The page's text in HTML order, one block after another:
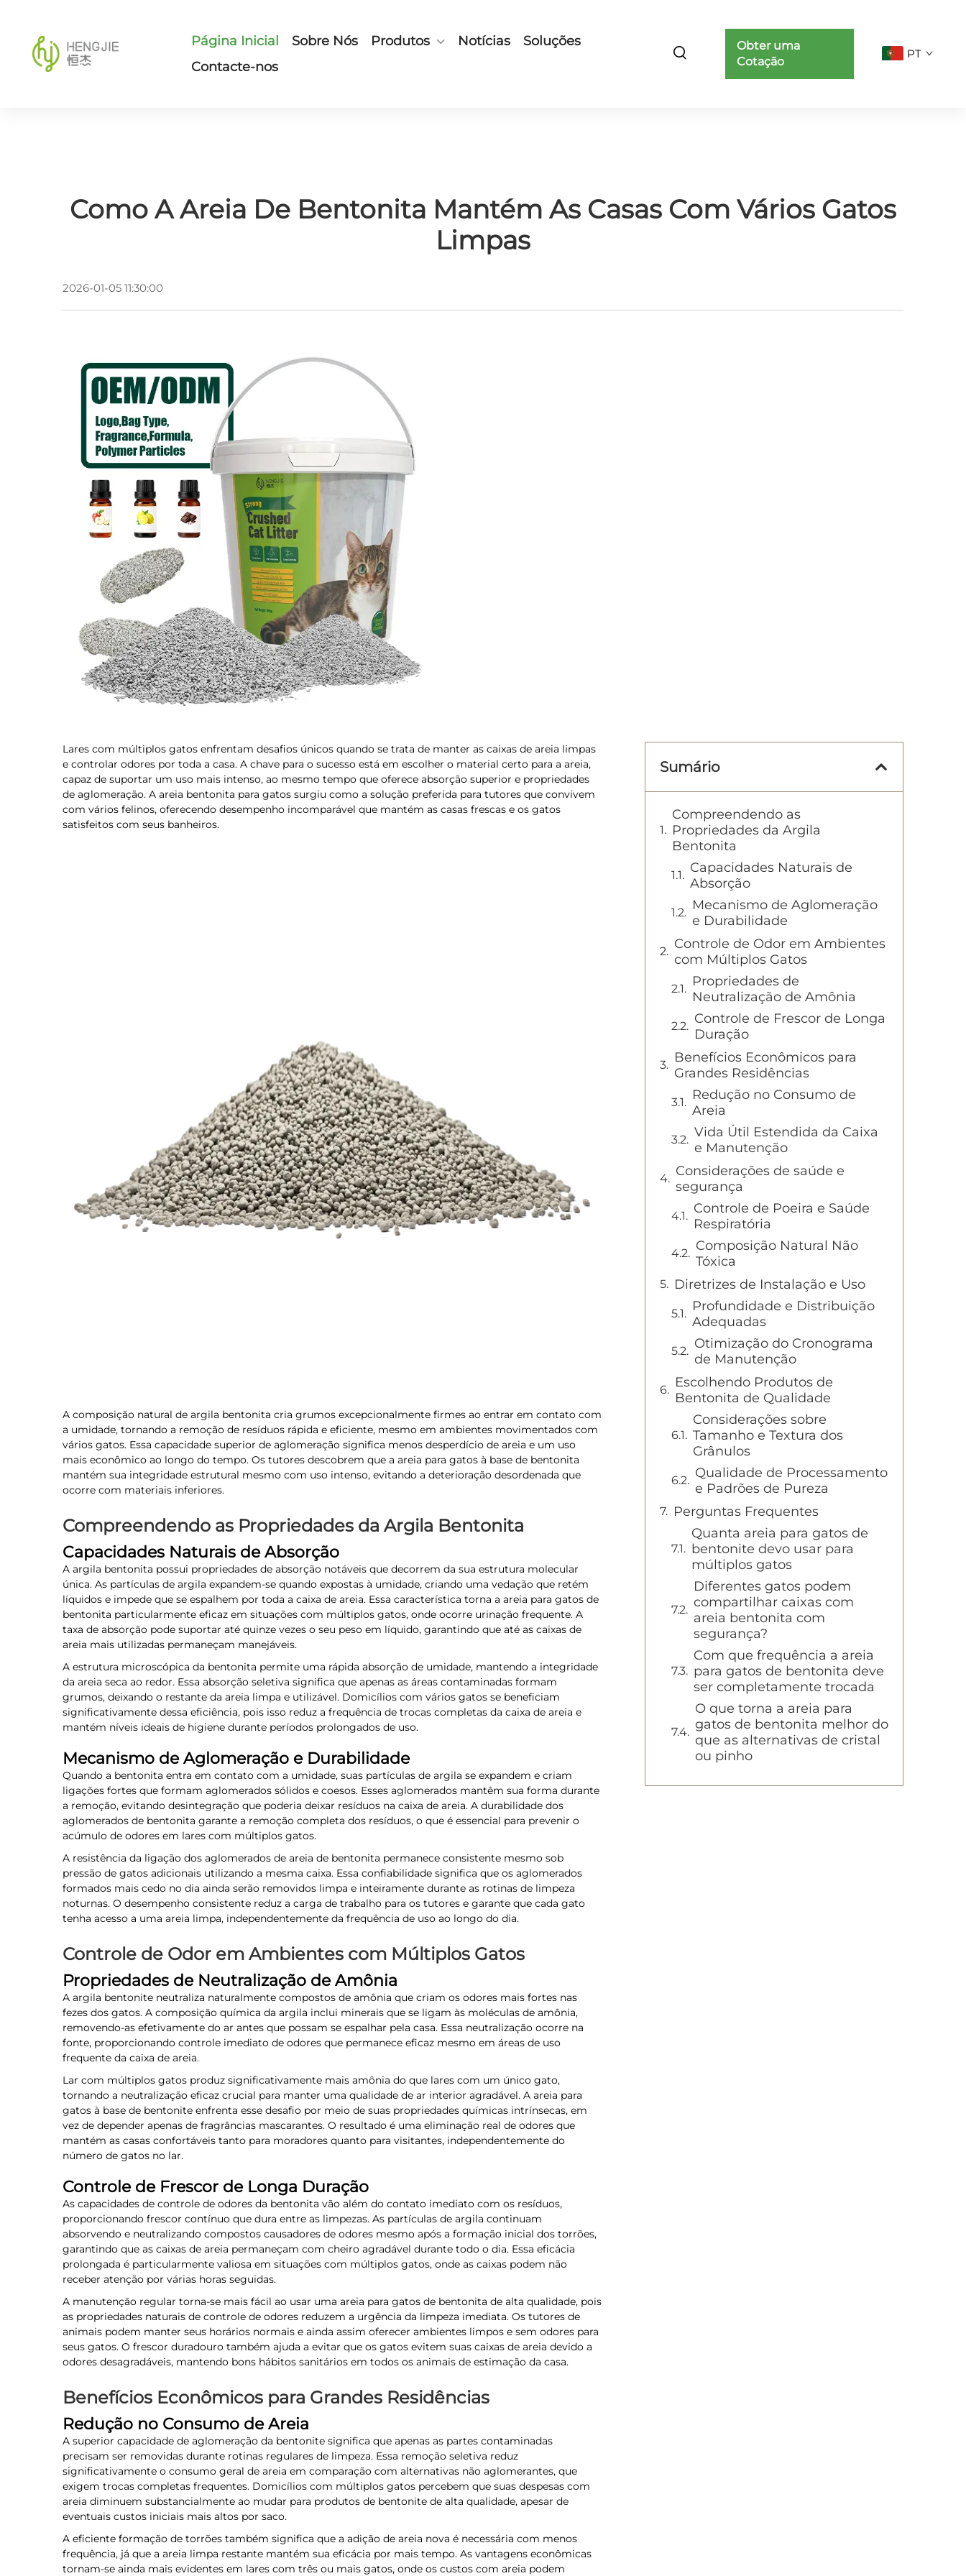
Página Inicial Sobre Nós Produtos Notícias
Soluções
Contacte-nos
Obter uma
Cotação
PT
Como A Areia De Bentonita Mantém As Casas Com Vários Gatos
Limpas
2026-01-05 11:30:00
Lares com múltiplos gatos enfrentam desafios únicos quando se trata de manter as caixas de areia limpas
e controlar odores por toda a casa. A chave para o sucesso está em escolher o material certo para a areia,
capaz de suportar um uso mais intenso, ao mesmo tempo que oferece absorção superior e propriedades
de aglomeração. A areia bentonita para gatos surgiu como a solução preferida para tutores que convivem
com vários felinos, oferecendo desempenho incomparável que mantém as casas frescas e os gatos
satisfeitos com seus banheiros.
A composição natural de argila bentonita cria grumos excepcionalmente firmes ao entrar em contato com
a umidade, tornando a remoção de resíduos rápida e eficiente, mesmo em ambientes movimentados com
vários gatos. Essa capacidade superior de aglomeração significa menos desperdício de areia e um uso
mais econômico ao longo do tempo. Os tutores descobrem que a areia para gatos à base de bentonita
mantém sua integridade estrutural mesmo com uso intenso, evitando a deterioração desordenada que
ocorre com materiais inferiores.
Compreendendo as Propriedades da Argila Bentonita
Capacidades Naturais de Absorção
A argila bentonita possui propriedades de absorção notáveis que decorrem da sua estrutura molecular
única. As partículas de argila expandem-se quando expostas à umidade, criando uma vedação que retém
líquidos e impede que se espalhem por toda a caixa de areia. Essa característica torna a areia para gatos de
bentonita particularmente eficaz em situações com múltiplos gatos, onde ocorre urinação frequente. A
taxa de absorção pode suportar até quinze vezes o seu peso em líquido, garantindo que até as caixas de
areia mais utilizadas permaneçam manejáveis.
A estrutura microscópica da bentonita permite uma rápida absorção de umidade, mantendo a integridade
da areia seca ao redor. Essa absorção seletiva significa que apenas as áreas contaminadas formam
grumos, deixando o restante da areia limpa e utilizável. Domicílios com vários gatos se beneficiam
significativamente dessa eficiência, pois isso reduz a frequência de trocas completas da caixa de areia e
mantém níveis ideais de higiene durante períodos prolongados de uso.
Mecanismo de Aglomeração e Durabilidade
Quando a bentonita entra em contato com a umidade, suas partículas de argila se expandem e criam
ligações fortes que formam aglomerados sólidos e coesos. Esses aglomerados mantêm sua forma durante
a remoção, evitando desintegração que poderia deixar resíduos na caixa de areia. A durabilidade dos
aglomerados de bentonita garante a remoção completa dos resíduos, o que é essencial para prevenir o
acúmulo de odores em lares com múltiplos gatos.
A resistência da ligação dos aglomerados de areia de bentonita permanece consistente mesmo sob
pressão de gatos adicionais utilizando a mesma caixa. Essa confiabilidade significa que os aglomerados
formados mais cedo no dia ainda serão removidos limpa e inteiramente durante as rotinas de limpeza
noturnas. O desempenho consistente reduz a carga de trabalho para os tutores e garante que cada gato
tenha acesso a uma areia limpa, independentemente da frequência de uso ao longo do dia.
Controle de Odor em Ambientes com Múltiplos Gatos
Propriedades de Neutralização de Amônia
A argila bentonite neutraliza naturalmente compostos de amônia que criam os odores mais fortes nas
fezes dos gatos. A composição química da argila inclui minerais que se ligam às moléculas de amônia,
removendo-as efetivamente do ar antes que possam se espalhar pela casa. Essa neutralização ocorre na
fonte, proporcionando controle imediato de odores que permanece eficaz mesmo em áreas de uso
frequente da caixa de areia.
Lar com múltiplos gatos produz significativamente mais amônia do que lares com um único gato,
tornando a neutralização eficaz crucial para manter uma qualidade de ar interior agradável. A areia para
gatos à base de bentonite enfrenta esse desafio por meio de suas propriedades químicas intrínsecas, em
vez de depender apenas de fragrâncias mascarantes. O resultado é uma eliminação real de odores que
mantém as casas confortáveis tanto para moradores quanto para visitantes, independentemente do
número de gatos no lar.
Controle de Frescor de Longa Duração
As capacidades de controle de odores da bentonita vão além do contato imediato com os resíduos,
proporcionando frescor contínuo que dura entre as limpezas. As partículas de argila continuam
absorvendo e neutralizando compostos causadores de odores mesmo após a formação inicial dos torrões,
garantindo que as caixas de areia permaneçam com cheiro agradável durante todo o dia. Essa eficácia
prolongada é particularmente valiosa em situações com múltiplos gatos, onde as caixas podem não
receber atenção por várias horas seguidas.
A manutenção regular torna-se mais fácil ao usar uma areia para gatos de bentonita de alta qualidade, pois
as propriedades naturais de controle de odores reduzem a urgência da limpeza imediata. Os tutores de
animais podem manter seus horários normais e ainda assim oferecer ambientes limpos e sem odores para
seus gatos. O frescor duradouro também ajuda a evitar que os gatos evitem suas caixas de areia devido a
odores desagradáveis, mantendo bons hábitos sanitários em todos os animais de estimação da casa.
Benefícios Econômicos para Grandes Residências
Redução no Consumo de Areia
A superior capacidade de aglomeração da bentonite significa que apenas as partes contaminadas
precisam ser removidas durante rotinas regulares de limpeza. Essa remoção seletiva reduz
significativamente o consumo geral de areia em comparação com alternativas não aglomerantes, que
exigem trocas completas frequentes. Domicílios com múltiplos gatos percebem que suas despesas com
areia diminuem substancialmente ao mudar para produtos de bentonite de alta qualidade, apesar de
eventuais custos iniciais mais altos por saco.
A eficiente formação de torrões também significa que a adição de areia nova é necessária com menos
frequência, já que a areia limpa restante mantém sua eficácia por mais tempo. As vantagens econômicas
tornam-se ainda mais evidentes em lares com três ou mais gatos, onde os custos com areia podem
Sumário
Compreendendo as
Propriedades da Argila
Bentonita
Capacidades Naturais de
Absorção
Mecanismo de Aglomeração
e Durabilidade
Controle de Odor em Ambientes
com Múltiplos Gatos
Propriedades de
Neutralização de Amônia
Controle de Frescor de Longa
Duração
Benefícios Econômicos para
Grandes Residências
Redução no Consumo de
Areia
Vida Útil Estendida da Caixa
e Manutenção
Considerações de saúde e
segurança
Controle de Poeira e Saúde
Respiratória
Composição Natural Não
Tóxica
Diretrizes de Instalação e Uso
Profundidade e Distribuição
Adequadas
Otimização do Cronograma
de Manutenção
Escolhendo Produtos de
Bentonita de Qualidade
Considerações sobre
Tamanho e Textura dos
Grânulos
Qualidade de Processamento
e Padrões de Pureza
Perguntas Frequentes
Quanta areia para gatos de
bentonite devo usar para
múltiplos gatos
Diferentes gatos podem
compartilhar caixas com
areia bentonita com
segurança?
Com que frequência a areia
para gatos de bentonita deve
ser completamente trocada
O que torna a areia para
gatos de bentonita melhor do
que as alternativas de cristal
ou pinho